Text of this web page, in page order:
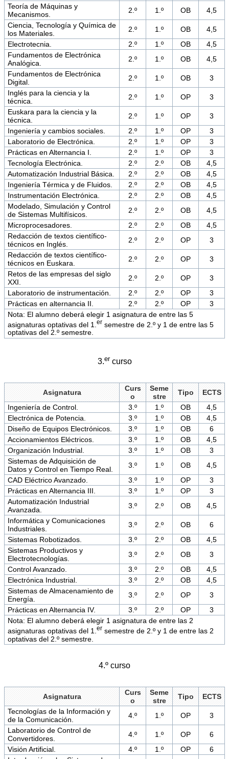
Teoría de Máquinas y
Mecanismos.
2.º 1.º OB
4,5
Ciencia, Tecnología y Química de
los Materiales.
2.º 1.º OB
4,5
Electrotecnia.
2.º 1.º OB
4,5
Fundamentos de Electrónica
Analógica.
2.º 1.º OB
4,5
Fundamentos de Electrónica
Digital.
2.º 1.º OB
3
Inglés para la ciencia y la
técnica.
2.º 1.º OP
3
Euskara para la ciencia y la
técnica.
2.º 1.º OP
3
Ingeniería y cambios sociales.
2.º 1.º OP
3
Laboratorio de Electrónica.
2.º 1.º OP
3
Prácticas en Alternancia I.
2.º 1.º OP
3
Tecnología Electrónica.
2.º 2.º OB
4,5
Automatización Industrial Básica.
2.º 2.º OB
4,5
Ingeniería Térmica y de Fluidos.
2.º 2.º OB
4,5
Instrumentación Electrónica.
2.º 2.º OB
4,5
Modelado, Simulación y Control
de Sistemas Multifísicos.
2.º 2.º OB
4,5
Microprocesadores.
2.º 2.º OB
4,5
Redacción de textos científico-
técnicos en Inglés.
2.º 2.º OP
3
Redacción de textos científico-
técnicos en Euskara.
2.º 2.º OP
3
Retos de las empresas del siglo
XXI.
2.º 2.º OP
3
Laboratorio de instrumentación.
2.º 2.º OP
3
Prácticas en alternancia II.
2.º 2.º OP
3
Nota: El alumno deberá elegir 1 asignatura de entre las 5
asignaturas optativas del 1. er semestre de 2.º y 1 de entre las 5
optativas del 2.º semestre.
3.er curso
Asignatura
Curs
o
Seme
stre
Tipo
ECTS
Ingeniería de Control.
3.º 1.º OB
4,5
Electrónica de Potencia.
3.º 1.º OB
4,5
Diseño de Equipos Electrónicos.
3.º 1.º OB
6
Accionamientos Eléctricos.
3.º 1.º OB
4,5
Organización Industrial.
3.º 1.º OB
3
Sistemas de Adquisición de
Datos y Control en Tiempo Real.
3.º 1.º OB
4,5
CAD Eléctrico Avanzado.
3.º 1.º OP
3
Prácticas en Alternancia III.
3.º 1.º OP
3
Automatización Industrial
Avanzada.
3.º 2.º OB
4,5
Informática y Comunicaciones
Industriales.
3.º 2.º OB
6
Sistemas Robotizados.
3.º 2.º OB
4,5
Sistemas Productivos y
Electrotecnologías.
3.º 2.º OB
3
Control Avanzado.
3.º 2.º OB
4,5
Electrónica Industrial.
3.º 2.º OB
4,5
Sistemas de Almacenamiento de
Energía.
3.º 2.º OP
3
Prácticas en Alternancia IV.
3.º 2.º OP
3
Nota: El alumno deberá elegir 1 asignatura de entre las 2
asignaturas optativas del 1. er semestre de 2.º y 1 de entre las 2
optativas del 2.º semestre.
4.º curso
Asignatura
Curs
o
Seme
stre
Tipo
ECTS
Tecnologías de la Información y
de la Comunicación.
4.º 1.º OP
3
Laboratorio de Control de
Convertidores.
4.º 1.º OP
6
Visión Artificial.
4.º 1.º OP
6